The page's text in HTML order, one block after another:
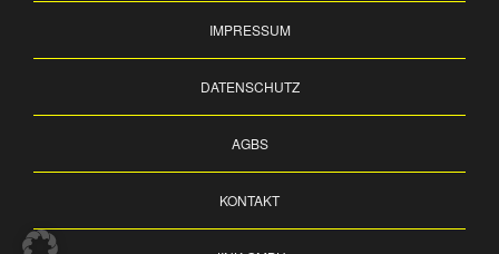
IMPRESSUM
DATENSCHUTZ
AGBS
KONTAKT